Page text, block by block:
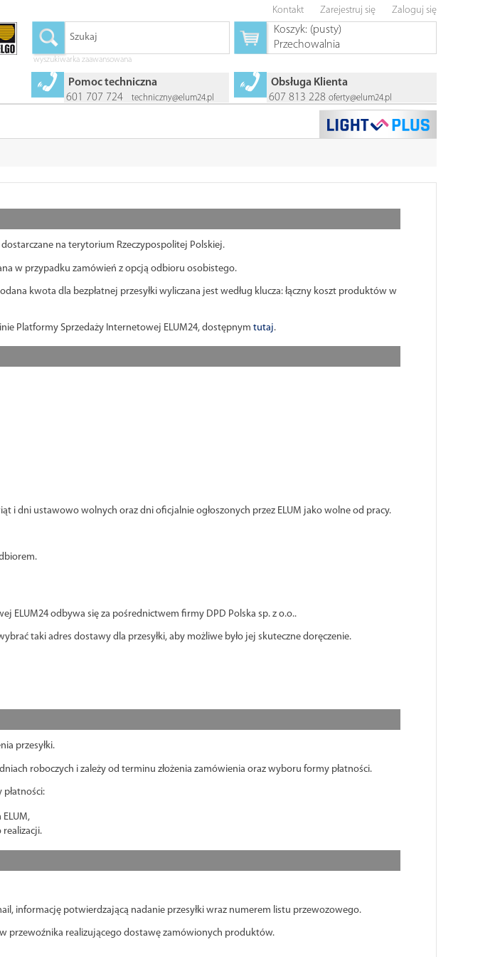
Kontakt Zarejestruj się Zaloguj się
Koszyk: (pusty)
Przechowalnia
wyszukiwarka zaawansowana
Obsługa Klienta
607 813 228 oferty@elum24.pl
Pomoc techniczna
601 707 724
techniczny@elum24.pl
na terytorium Rzeczypospolitej Polskiej.
w przypadku zamówień z opcją odbioru osobistego.
kwota dla bezpłatnej przesyłki wyliczana jest według klucza: łączny koszt produktów w
Platformy Sprzedaży Internetowej ELUM24, dostępnym tutaj.
i dni ustawowo wolnych oraz dni oficjalnie ogłoszonych przez ELUM jako wolne od pracy.
odbywa się za pośrednictwem firmy DPD Polska sp. z o.o..
taki adres dostawy dla przesyłki, aby możliwe było jej skuteczne doręczenie.
przesyłki.
roboczych i zależy od terminu złożenia zamówienia oraz wyboru formy płatności.
realizacji.
informację potwierdzającą nadanie przesyłki wraz numerem listu przewozowego.
przewoźnika realizującego dostawę zamówionych produktów.